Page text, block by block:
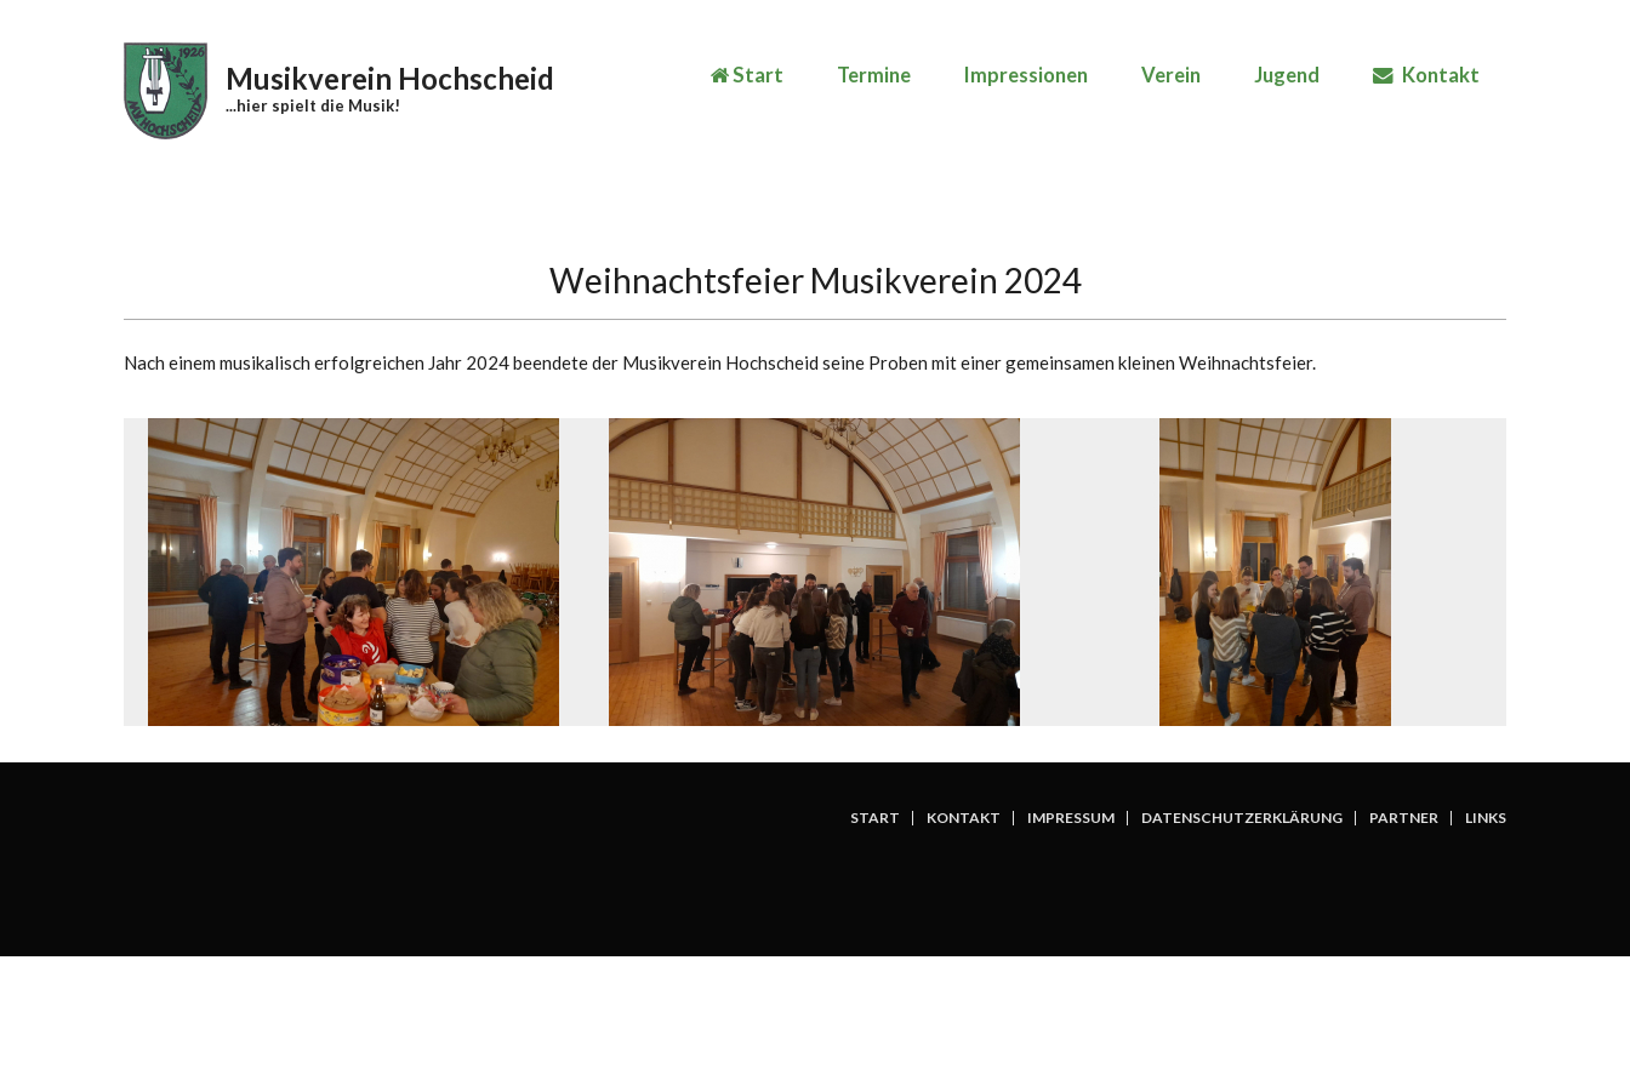
Musikverein Hochscheid
...hier spielt die Musik!
Start Termine Impressionen Verein Jugend Kontakt
Weihnachtsfeier Musikverein 2024
Nach einem musikalisch erfolgreichen Jahr 2024 beendete der Musikverein Hochscheid seine Proben mit einer gemeinsamen kleinen Weihnachtsfeier.
START KONTAKT IMPRESSUM DATENSCHUTZERKLÄRUNG PARTNER LINKS